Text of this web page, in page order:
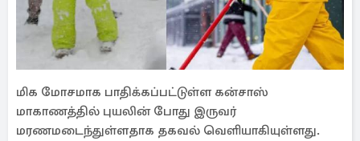
மிக மோசமாக பாதிக்கப்பட்டுள்ள கன்சாஸ்
மாகாணத்தில் புயலின் போது இருவர்
மரணமடைந்துள்ளதாக தகவல் வெளியாகியுள்ளது.